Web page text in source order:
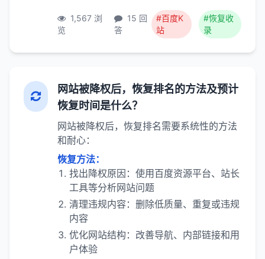
1,567 浏
览
15 回
答
#百度K
站
#恢复收
录
网站被降权后，恢复排名的方法及预计
恢复时间是什么？
网站被降权后，恢复排名需要系统性的方法
和耐心：
恢复方法：
找出降权原因：使用百度资源平台、站长
工具等分析网站问题
清理违规内容：删除低质量、重复或违规
内容
优化网站结构：改善导航、内部链接和用
户体验